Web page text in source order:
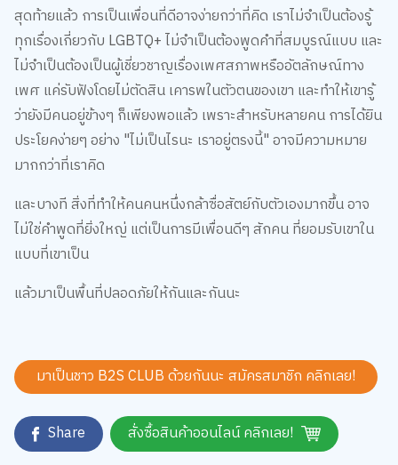
ทุกเรื่องเกี่ยวกับ LGBTQ+ ไม่จำเป็นต้องพูดคำที่สมบูรณ์แบบ และ
ไม่จำเป็นต้องเป็นผู้เชี่ยวชาญเรื่องเพศสภาพหรืออัตลักษณ์ทาง
เพศ แค่รับฟังโดยไม่ตัดสิน เคารพในตัวตนของเขา และทำให้เขารู้
ว่ายังมีคนอยู่ข้างๆ ก็เพียงพอแล้ว เพราะสำหรับหลายคน การได้ยิน
ประโยคง่ายๆ อย่าง "ไม่เป็นไรนะ เราอยู่ตรงนี้" อาจมีความหมาย
มากกว่าที่เราคิด
และบางที สิ่งที่ทำให้คนคนหนึ่งกล้าซื่อสัตย์กับตัวเองมากขึ้น อาจ
ไม่ใช่คำพูดที่ยิ่งใหญ่ แต่เป็นการมีเพื่อนดีๆ สักคน ที่ยอมรับเขาใน
แบบที่เขาเป็น
แล้วมาเป็นพื้นที่ปลอดภัยให้กันและกันนะ
มาเป็นชาว B2S CLUB ด้วยกันนะ สมัครสมาชิกคลิกเลย!
Share สั่งซื้อสินค้าออนไลน์ คลิกเลย!